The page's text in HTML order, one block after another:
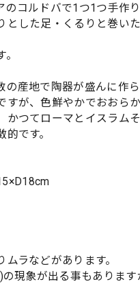
のコルドバで1つ1つ手作
とした足・くるりと巻い
産地で陶器が盛んに作ら
すが、色鮮やかでおおら
かつてローマとイスラム
です。
ラなどがあります。
現象が出る事もあります